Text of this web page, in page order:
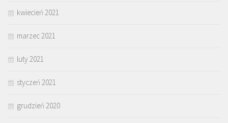
kwiecień 2021
marzec 2021
luty 2021
styczeń 2021
grudzień 2020